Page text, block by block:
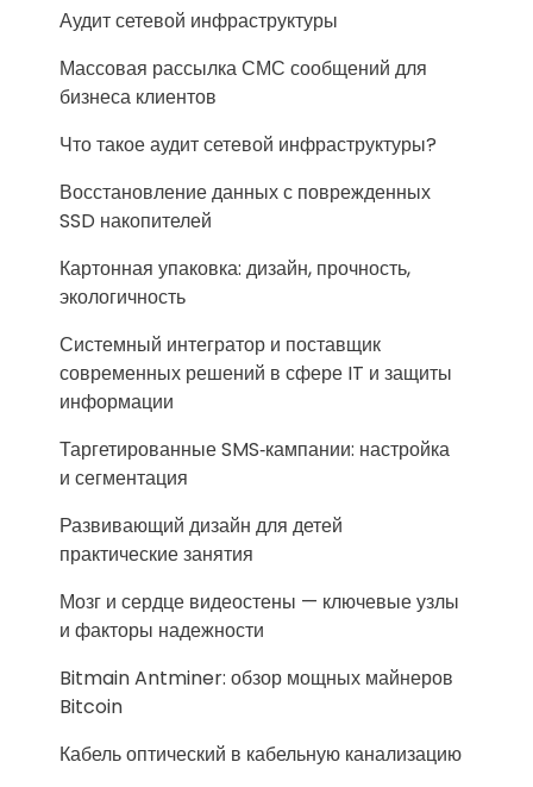
Аудит сетевой инфраструктуры
Массовая рассылка СМС сообщений для
бизнеса клиентов
Что такое аудит сетевой инфраструктуры?
Восстановление данных с поврежденных
SSD накопителей
Картонная упаковка: дизайн, прочность,
экологичность
Системный интегратор и поставщик
современных решений в сфере IT и защиты
информации
Таргетированные SMS‑кампании: настройка
и сегментация
Развивающий дизайн для детей
практические занятия
Мозг и сердце видеостены — ключевые узлы
и факторы надежности
Bitmain Antminer: обзор мощных майнеров
Bitcoin
Кабель оптический в кабельную канализацию